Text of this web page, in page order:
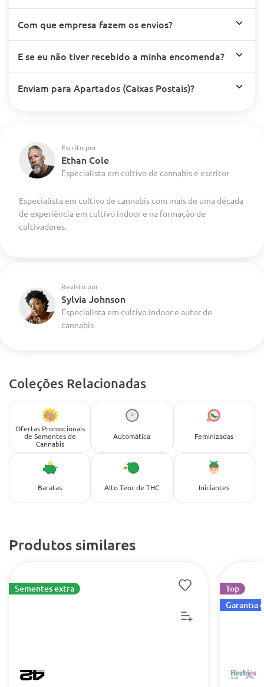
Com que empresa fazem os envios?
E se eu não tiver recebido a minha encomenda?
Enviam para Apartados (Caixas Postais)?
Escrito por
Ethan Cole
Especialista em cultivo de cannabis e escritor
Especialista em cultivo de cannabis com mais de uma década
de experiência em cultivo indoor e na formação de
cultivadores.
Revisto por
Sylvia Johnson
Especialista em cultivo indoor e autor de
cannabis
Coleções Relacionadas
Ofertas Promocionais
de Sementes de
Cannabis
Automática Feminizadas
Baratas Alto Teor de THC Iniciantes
Produtos similares
Sementes extra
Top
Garantia